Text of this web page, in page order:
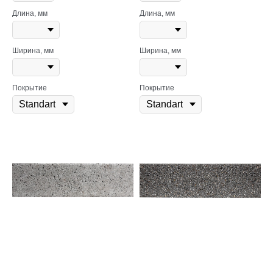
Длина, мм
Ширина, мм
Покрытие
Длина, мм
Ширина, мм
Покрытие